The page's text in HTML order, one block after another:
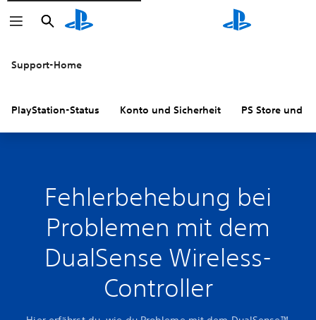
Suchen
Suchen
Support-Home
PlayStation-Status Konto und Sicherheit PS Store und
Fehlerbehebung bei
Problemen mit dem
DualSense Wireless-
Controller